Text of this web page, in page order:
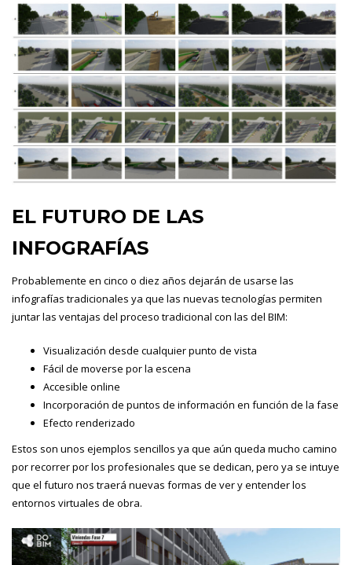
EL FUTURO DE LAS
INFOGRAFÍAS
Probablemente en cinco o diez años dejarán de usarse las
infografías tradicionales ya que las nuevas tecnologías permiten
juntar las ventajas del proceso tradicional con las del BIM:
Visualización desde cualquier punto de vista
Fácil de moverse por la escena
Accesible online
Incorporación de puntos de información en función de la fase
Efecto renderizado
Estos son unos ejemplos sencillos ya que aún queda mucho camino
por recorrer por los profesionales que se dedican, pero ya se intuye
que el futuro nos traerá nuevas formas de ver y entender los
entornos virtuales de obra.